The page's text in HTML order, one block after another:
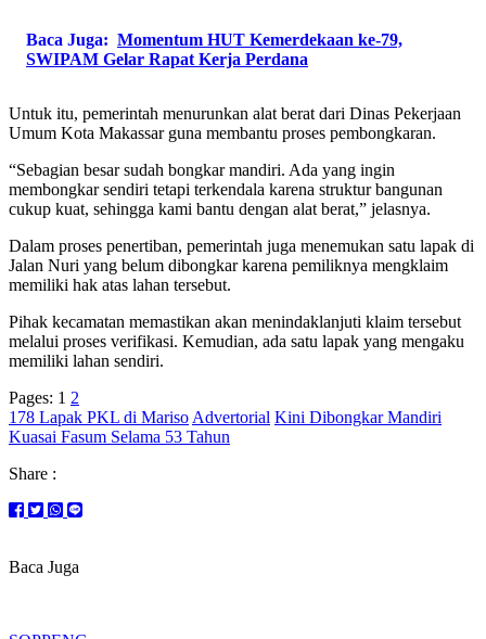
Baca Juga: Momentum HUT Kemerdekaan ke-79,
SWIPAM Gelar Rapat Kerja Perdana
Untuk itu, pemerintah menurunkan alat berat dari Dinas Pekerjaan
Umum Kota Makassar guna membantu proses pembongkaran.
“Sebagian besar sudah bongkar mandiri. Ada yang ingin
membongkar sendiri tetapi terkendala karena struktur bangunan
cukup kuat, sehingga kami bantu dengan alat berat,” jelasnya.
Dalam proses penertiban, pemerintah juga menemukan satu lapak di
Jalan Nuri yang belum dibongkar karena pemiliknya mengklaim
memiliki hak atas lahan tersebut.
Pihak kecamatan memastikan akan menindaklanjuti klaim tersebut
melalui proses verifikasi. Kemudian, ada satu lapak yang mengaku
memiliki lahan sendiri.
Pages: 1 2
178 Lapak PKL di Mariso Advertorial Kini Dibongkar Mandiri
Kuasai Fasum Selama 53 Tahun
Share :
Baca Juga